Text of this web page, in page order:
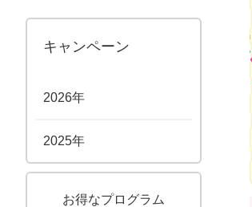
キャンペーン
2026年
2025年
お得なプログラム